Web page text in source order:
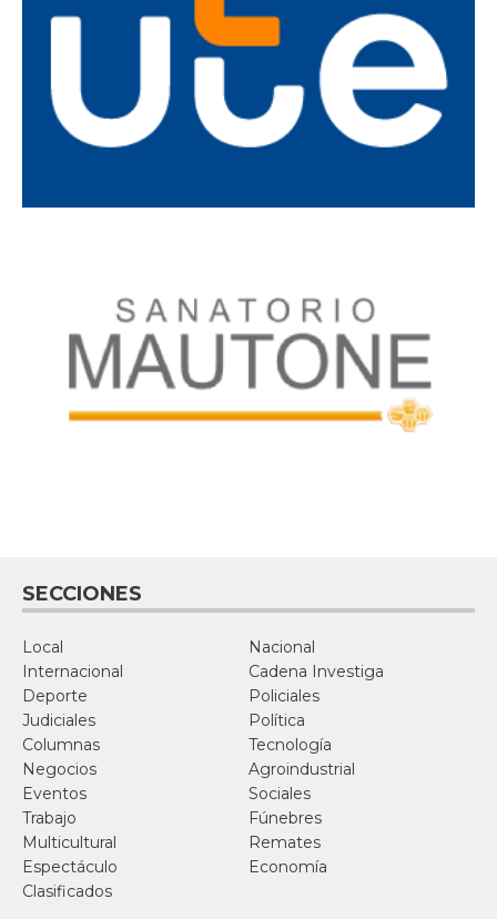
SECCIONES
Local
Nacional
Internacional
Cadena Investiga
Deporte
Policiales
Judiciales
Política
Columnas
Tecnología
Negocios
Agroindustrial
Eventos
Sociales
Trabajo
Fúnebres
Multicultural
Remates
Espectáculo
Economía
Clasificados